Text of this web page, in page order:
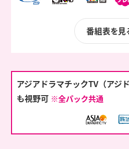
番組表を見
アジアドラマチックTV（アジ
も視野可 ※全パック共通